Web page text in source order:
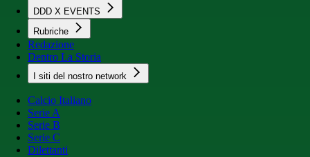
DDD X EVENTS
Rubriche
Redazione
Dentro La Storia
I siti del nostro network
Calcio Italiano
Serie A
Serie B
Serie C
Dilettanti